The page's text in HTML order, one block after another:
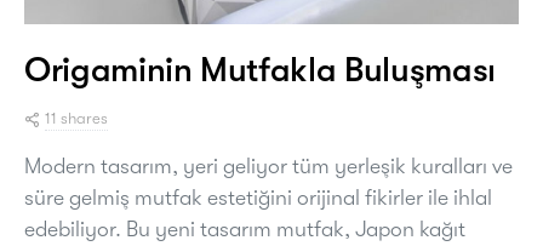
Origaminin Mutfakla Buluşması
11 shares
Modern tasarım, yeri geliyor tüm yerleşik kuralları ve
süre gelmiş mutfak estetiğini orijinal fikirler ile ihlal
edebiliyor. Bu yeni tasarım mutfak, Japon kağıt